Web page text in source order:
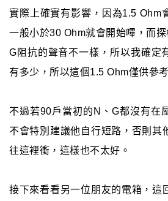
實際上確實有影響，因為1.5 Ohm
一般小於30 Ohm就會開始嗶，而
G阻抗的聲音不一樣，所以我確定
有多少，所以這個1.5 Ohm僅供參
不過若90戶當初的N、G都沒有在
不會特別建議他自行短路，否則其
往這裡衝，這樣也不太好。
接下來看看另一位朋友的電箱，這